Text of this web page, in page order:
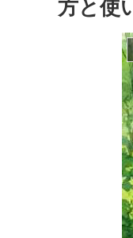
方と使